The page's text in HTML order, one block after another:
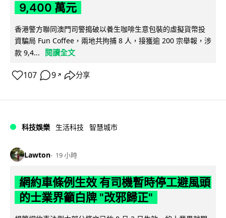
9,400 萬元
香港警方聯同澳門司警搗破以養生咖啡生意包裝的虛擬貨幣投
資騙局 Fun Coffee，兩地共拘捕 8 人，接獲逾 200 宗舉報，涉
款 9,4...
閱讀全文
107 9 ↗ 分享
科技娛樂 生活科技 智慧城市
Lawton 19 小時
網約車條例生效 有司機暫時停工避風頭
的士業界籲白牌 "改邪歸正"